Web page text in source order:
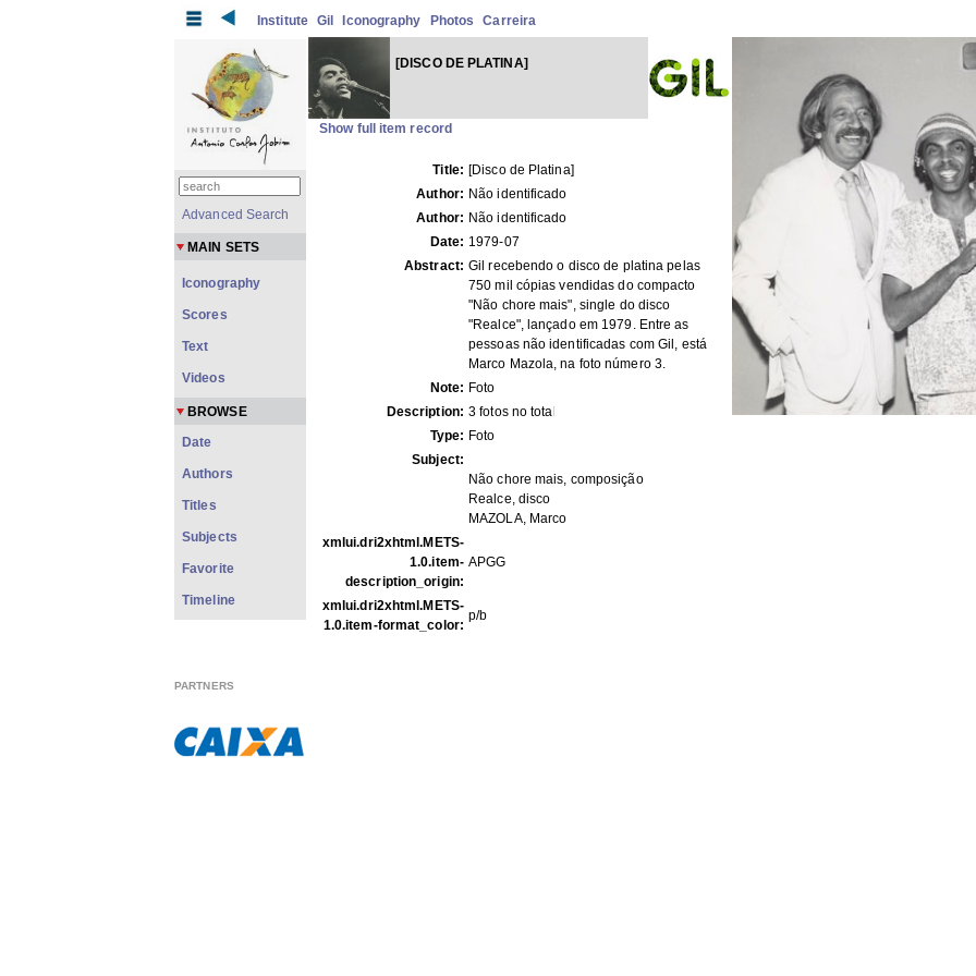
Institute Gil Iconography Photos Carreira
[DISCO DE PLATINA]
Show full item record
Title: [Disco de Platina]
Author: Não identificado
Author: Não identificado
Date: 1979-07
Abstract: Gil recebendo o disco de platina pelas
750 mil cópias vendidas do compacto
"Não chore mais", single do disco
"Realce", lançado em 1979. Entre as
pessoas não identificadas com Gil, está
Marco Mazola, na foto número 3.
Note: Foto
Description: 3 fotos no total
Type: Foto
Subject:
Não chore mais, composição
Realce, disco
MAZOLA, Marco
xmlui.dri2xhtml.METS-
1.0.item-
description_origin:
APGG
xmlui.dri2xhtml.METS-
1.0.item-format_color:
p/b
Advanced Search
MAIN SETS
Iconography
Scores
Text
Videos
BROWSE
Date
Authors
Titles
Subjects
Favorite
Timeline
PARTNERS